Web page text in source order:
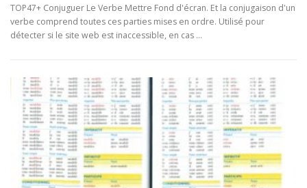
TOP47+ Conjuguer Le Verbe Mettre Fond d'écran. Et la conjugaison d'un
verbe comprend toutes ces parties mises en ordre. Utilisé pour
détecter si le site web est inaccessible, en cas …